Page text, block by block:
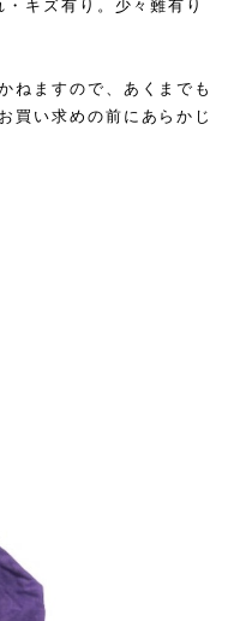
キズ有り。少々難有り
ねますので、あくまでも
買い求めの前にあらかじ